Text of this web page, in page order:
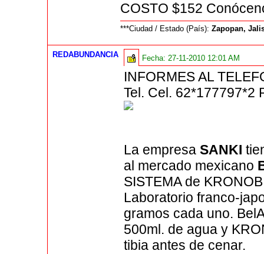
COSTO $152
***Ciudad / Estado (País):Zapopan,
REDABUNDANCIA Fecha:27-11-2010 12:01 AM
INFORMES AL
Tel. Cel. 62*177797*2
La empresaSANKI
al mercado mexicano
SISTEMA de
Laboratorio franco-
gramos cada uno.
500ml. de agua y
tibia antes de cenar.